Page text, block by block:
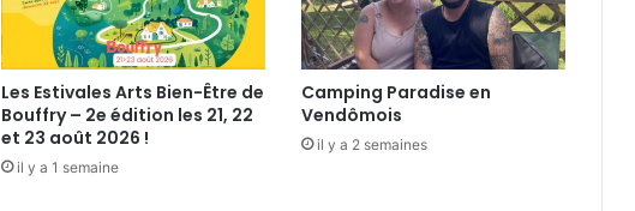
i
e
f
a
Les Estivales Arts Bien-Être de
Bouffry – 2e édition les 21, 22
et 23 août 2026 !
il y a 1 semaine
Camping Paradise en
Vendômois
il y a 2 semaines